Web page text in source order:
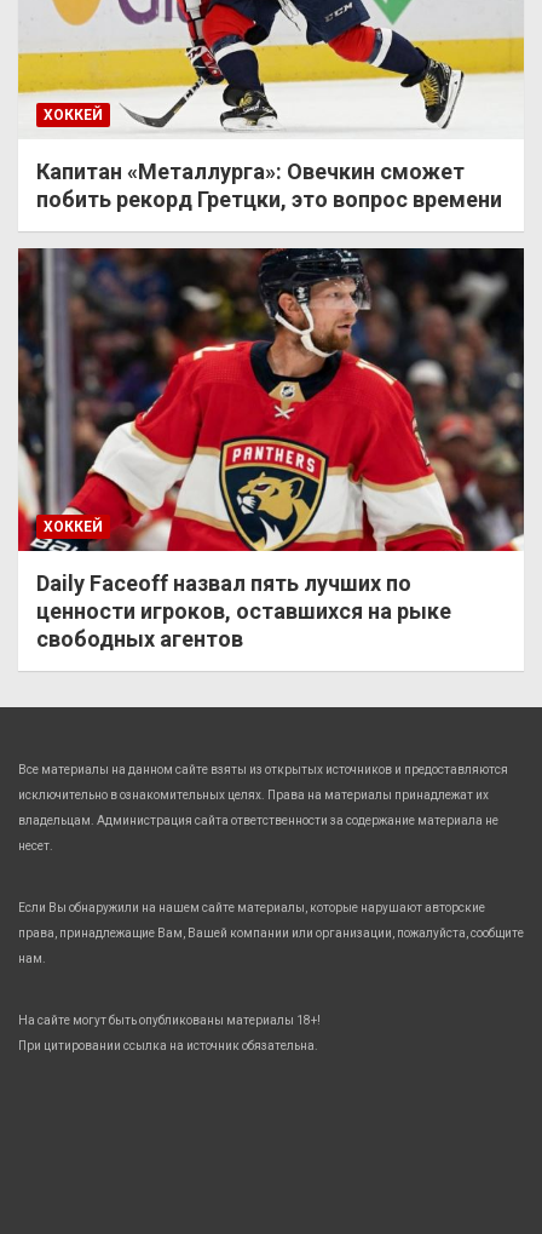
ХОККЕЙ
Капитан «Металлурга»: Овечкин сможет
побить рекорд Гретцки, это вопрос времени
ХОККЕЙ
Daily Faceoff назвал пять лучших по
ценности игроков, оставшихся на рыке
свободных агентов
Все материалы на данном сайте взяты из открытых источников и предоставляются
исключительно в ознакомительных целях. Права на материалы принадлежат их
владельцам. Администрация сайта ответственности за содержание материала не
несет.
Если Вы обнаружили на нашем сайте материалы, которые нарушают авторские
права, принадлежащие Вам, Вашей компании или организации, пожалуйста, сообщите
нам.
На сайте могут быть опубликованы материалы 18+!
При цитировании ссылка на источник обязательна.